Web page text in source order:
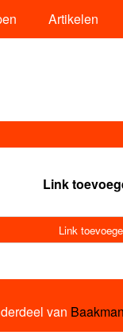
Artikelen
Link
Link
van